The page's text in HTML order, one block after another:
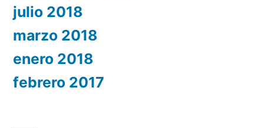
julio 2018
marzo 2018
enero 2018
febrero 2017